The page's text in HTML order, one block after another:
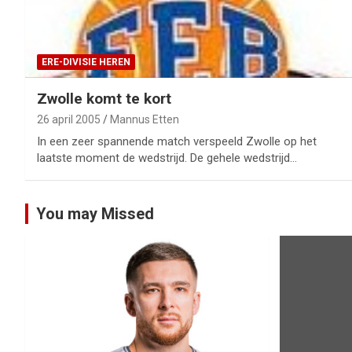
ERE-DIVISIE HEREN
Zwolle komt te kort
26 april 2005 Mannus Etten
In een zeer spannende match verspeeld Zwolle op het
laatste moment de wedstrijd. De gehele wedstrijd…
You may Missed